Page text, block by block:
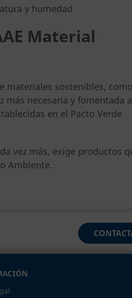
y humedad
Material
materiales sostenibles,
más necesaria y fomentada a
en el Pacto Verde
vez más, exige productos
Ambiente.